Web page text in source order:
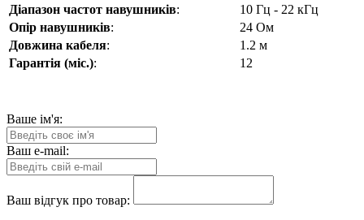
Діапазон частот навушників:
10 Гц - 22 кГц
Опір навушників:
24 Ом
Довжина кабеля:
1.2 м
Гарантія (міс.): 12
Ваше ім'я:
Ваш e-mail:
Ваш відгук про товар: